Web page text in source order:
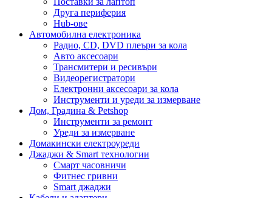
Друга периферия
Hub-ове
Автомобилна електроника
Радио, CD, DVD плеъри за кола
Авто аксесоари
Трансмитери и ресивъри
Видеорегистратори
Електронни аксесоари за кола
Инструменти и уреди за измерване
Дом, Градина & Petshop
Инструменти за ремонт
Уреди за измерване
Домакински електроуреди
Джаджи & Smart технологии
Смарт часовничи
Фитнес гривни
Smart джаджи